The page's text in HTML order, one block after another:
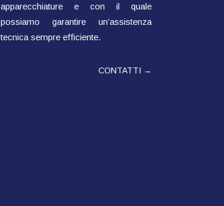
apparecchiature e con il quale
possiamo garantire un’assistenza
tecnica sempre efficiente.
CONTATTI →